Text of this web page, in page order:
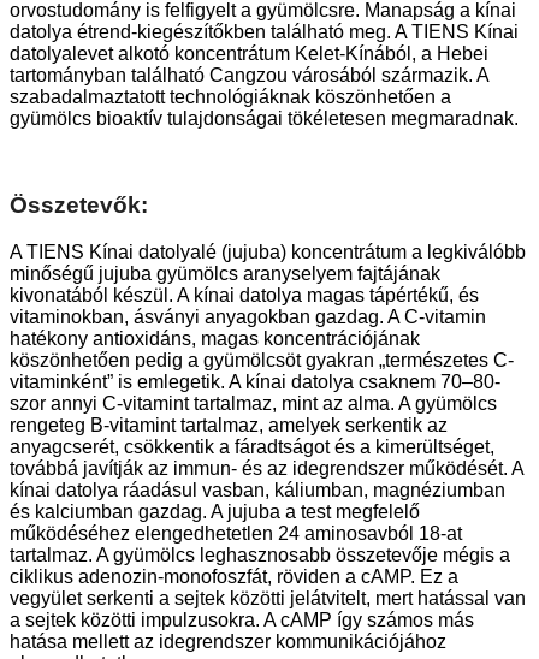
orvostudomány is felfigyelt a gyümölcsre. Manapság a kínai
datolya étrend-kiegészítőkben található meg. A TIENS Kínai
datolyalevet alkotó koncentrátum Kelet-Kínából, a Hebei
tartományban található Cangzou városából származik. A
szabadalmaztatott technológiáknak köszönhetően a
gyümölcs bioaktív tulajdonságai tökéletesen megmaradnak.
Összetevők:
A TIENS Kínai datolyalé (jujuba) koncentrátum a legkiválóbb
minőségű jujuba gyümölcs aranyselyem fajtájának
kivonatából készül. A kínai datolya magas tápértékű, és
vitaminokban, ásványi anyagokban gazdag. A C-vitamin
hatékony antioxidáns, magas koncentrációjának
köszönhetően pedig a gyümölcsöt gyakran „természetes C-
vitaminként” is emlegetik. A kínai datolya csaknem 70–80-
szor annyi C-vitamint tartalmaz, mint az alma. A gyümölcs
rengeteg B-vitamint tartalmaz, amelyek serkentik az
anyagcserét, csökkentik a fáradtságot és a kimerültséget,
továbbá javítják az immun- és az idegrendszer működését. A
kínai datolya ráadásul vasban, káliumban, magnéziumban
és kalciumban gazdag. A jujuba a test megfelelő
működéséhez elengedhetetlen 24 aminosavból 18-at
tartalmaz. A gyümölcs leghasznosabb összetevője mégis a
ciklikus adenozin-monofoszfát, röviden a cAMP. Ez a
vegyület serkenti a sejtek közötti jelátvitelt, mert hatással van
a sejtek közötti impulzusokra. A cAMP így számos más
hatása mellett az idegrendszer kommunikációjához